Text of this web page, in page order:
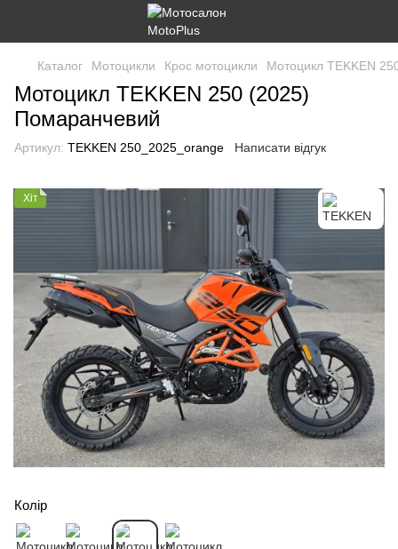
Каталог Мотоцикли Крос мотоцикли Мотоцикл TEKKEN
Мотоцикл TEKKEN 250 (2025)
Помаранчевий
Артикул: TEKKEN 250_2025_orange Написати відгук
Хіт
Колір